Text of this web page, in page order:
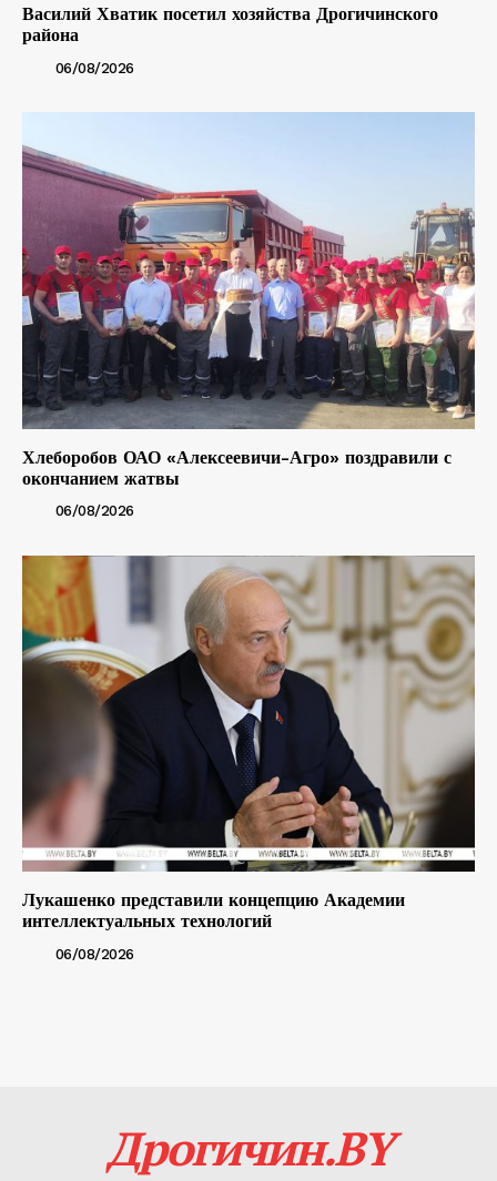
Василий Хватик посетил хозяйства Дрогичинского
района
06/08/2026
Хлеборобов ОАО «Алексеевичи-Агро» поздравили с
окончанием жатвы
06/08/2026
Лукашенко представили концепцию Академии
интеллектуальных технологий
06/08/2026
Дрогичин.BY